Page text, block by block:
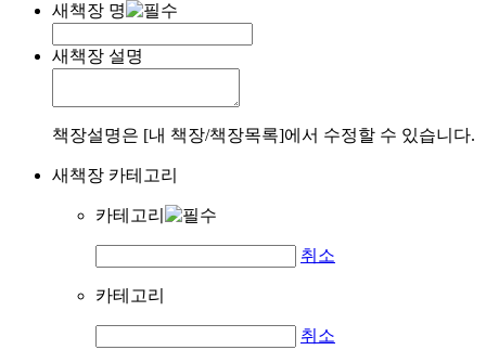
새책장 명
새책장 설명
책장설명은 [내 책장/책장목록]에서 수정할 수 있습니다.
새책장 카테고리
카테고리
취소
카테고리
취소